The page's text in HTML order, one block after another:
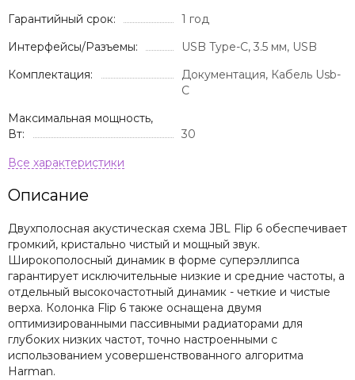
Гарантийный срок:
1 год
Интерфейсы/Разъемы:
USB Type-C, 3.5 мм, USB
Комплектация:
Документация, Кабель Usb-
C
Максимальная мощность,
Вт:
30
Описание
Двухполосная акустическая схема JBL Flip 6 обеспечивает
громкий, кристально чистый и мощный звук.
Широкополосный динамик в форме суперэллипса
гарантирует исключительные низкие и средние частоты, а
отдельный высокочастотный динамик - четкие и чистые
верха. Колонка Flip 6 также оснащена двумя
оптимизированными пассивными радиаторами для
глубоких низких частот, точно настроенными с
использованием усовершенствованного алгоритма
Harman.